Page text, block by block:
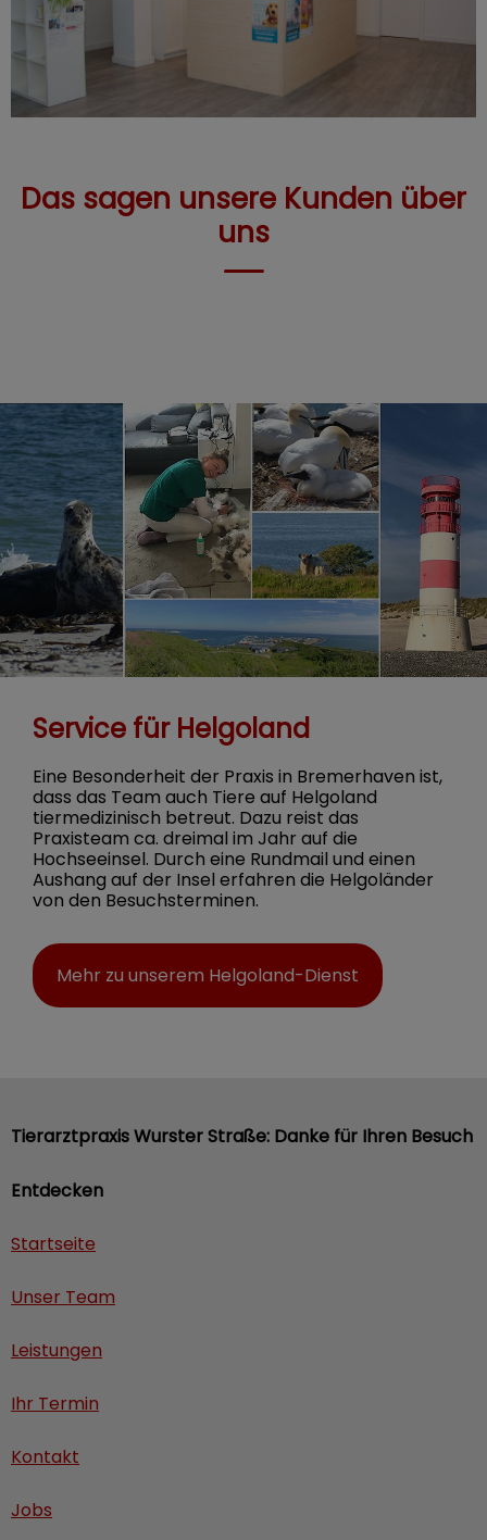
Das sagen unsere Kunden über
uns
Service für Helgoland
Eine Besonderheit der Praxis in Bremerhaven ist,
dass das Team auch Tiere auf Helgoland
tiermedizinisch betreut. Dazu reist das
Praxisteam ca. dreimal im Jahr auf die
Hochseeinsel. Durch eine Rundmail und einen
Aushang auf der Insel erfahren die Helgoländer
von den Besuchsterminen.
Mehr zu unserem Helgoland-Dienst
Entdecken
Startseite
Unser Team
Leistungen
Ihr Termin
Kontakt
Jobs
Tierarztpraxis Wurster Straße: Danke für Ihren Besuch